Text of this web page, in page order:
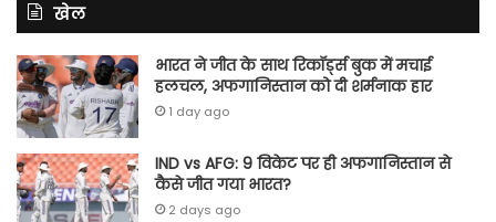
खेल
भारत ने जीत के साथ रिकॉर्ड्स बुक में मचाई
हलचल, अफगानिस्तान को दी शर्मनाक हार
1 day ago
IND vs AFG: 9 विकेट पर ही अफगानिस्तान से
कैसे जीत गया भारत?
2 days ago